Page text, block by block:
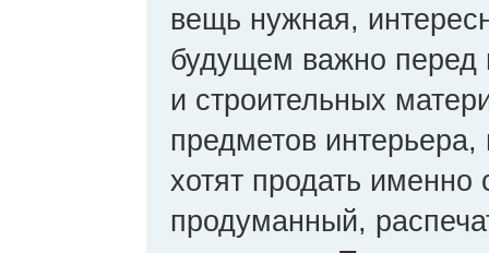
вещь нужная,
будущем важно перед
и строительных
предметов
хотят продать именно
продуманный,